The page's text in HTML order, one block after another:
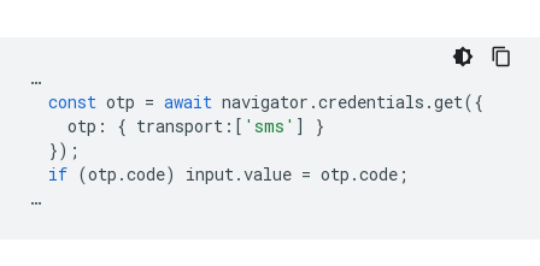
…
const otp = await navigator .credentials .get({
otp : { transport : [ 'sms' ]
}
});
if (otp .code) input .value = otp .code ;
…